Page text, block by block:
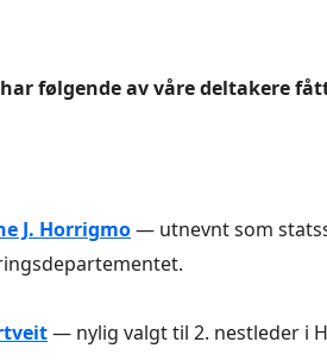
følgende av våre deltakere
J. Horrigmo— utnevnt som
— nylig valgt til 2. nestleder i